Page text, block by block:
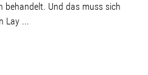
Und das muss sich
Lay ...